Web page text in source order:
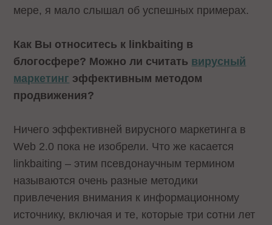
мере, я мало слышал об успешных примерах.
Как Вы относитесь к linkbaiting в
блогосфере? Можно ли считать вирусный
маркетинг эффективным методом
продвижения?
Ничего эффективней вирусного маркетинга в
Web 2.0 пока не изобрели. Что же касается
linkbaiting – этим псевдонаучным термином
называются очень разные методики
привлечения внимания к информационному
источнику, включая и те, которые три сотни лет